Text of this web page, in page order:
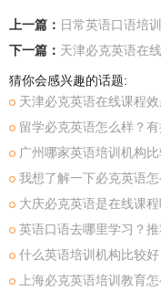
上一篇： 日常英语口语培
下一篇： 天津必克英语在
猜你会感兴趣的话题:
天津必克英语在线课程
留学必克英语怎么样？有
广州哪家英语培训机构
我想了解一下必克英语
大庆必克英语是在线课
英语口语去哪里学习？
什么英语培训机构比较
上海必克英语培训教育